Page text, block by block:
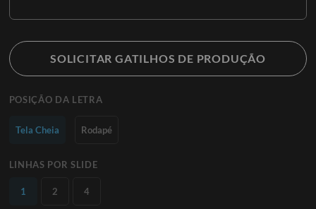
SOLICITAR GATILHOS DE PRODUÇÃO
POSIÇÃO DA LETRA
Tela Cheia Rodapé
LINHAS POR SLIDE
1 2 4